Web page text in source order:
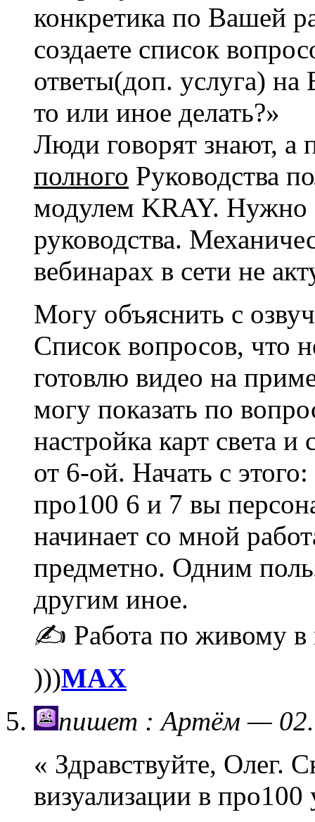
конкретика по Вашей
создаете список
ответы(доп. услуга)
то или иное делать?»
Люди говорят знают, а
полного Руководства
модулем KRAY. Нужно
руководства.
вебинарах в сети не
Могу объяснить с
Список вопросов, что
готовлю видео на
могу показать по
настройка карт света и
от 6-ой. Начать с этого:
про100 6 и 7 вы
начинает со мной
предметно. Одним
другим иное.
✍ Работа по живому в
)))МАХ
пишет : Артём —
« Здравствуйте, Олег.
визуализации в про100